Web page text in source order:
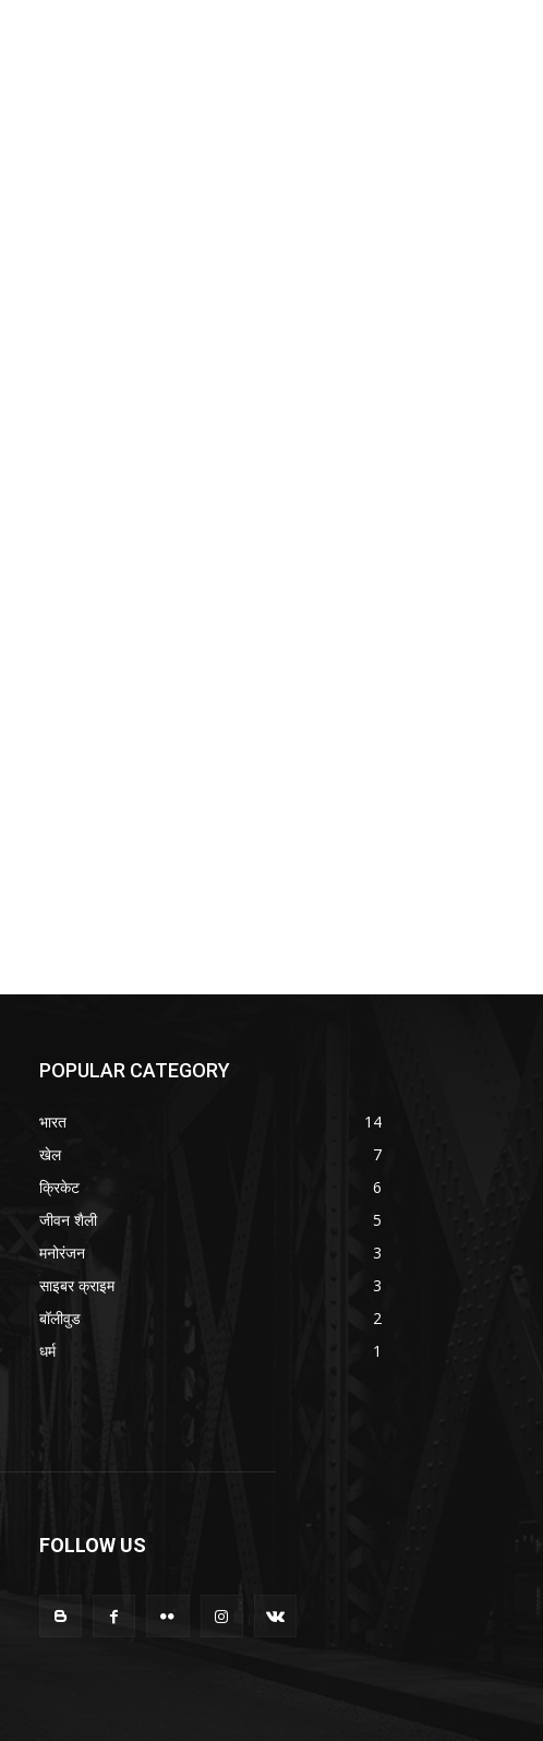
POPULAR CATEGORY
भारत
14
खेल
7
क्रिकेट
6
जीवन शैली
5
मनोरंजन
3
साइबर क्राइम
3
बॉलीवुड
2
धर्म
1
FOLLOW US